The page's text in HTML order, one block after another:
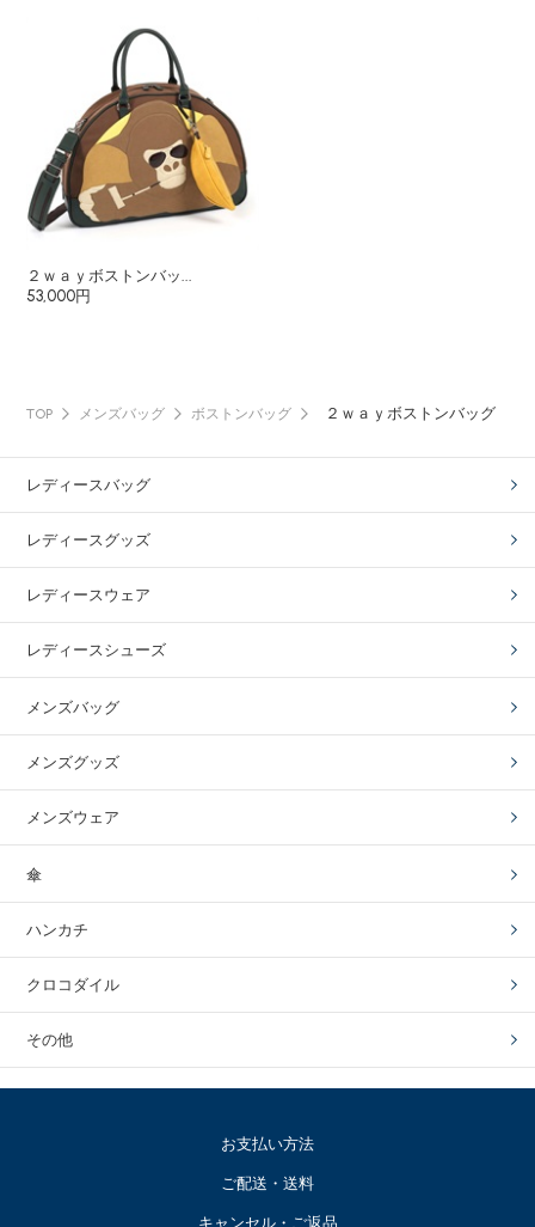
２ｗａｙボストンバッ...
53,000円
TOP メンズバッグ ボストンバッグ ２ｗａｙボストンバッグ
レディースバッグ
レディースグッズ
レディースウェア
レディースシューズ
メンズバッグ
メンズグッズ
メンズウェア
傘
ハンカチ
クロコダイル
その他
お支払い方法
ご配送・送料
キャンセル・ご返品